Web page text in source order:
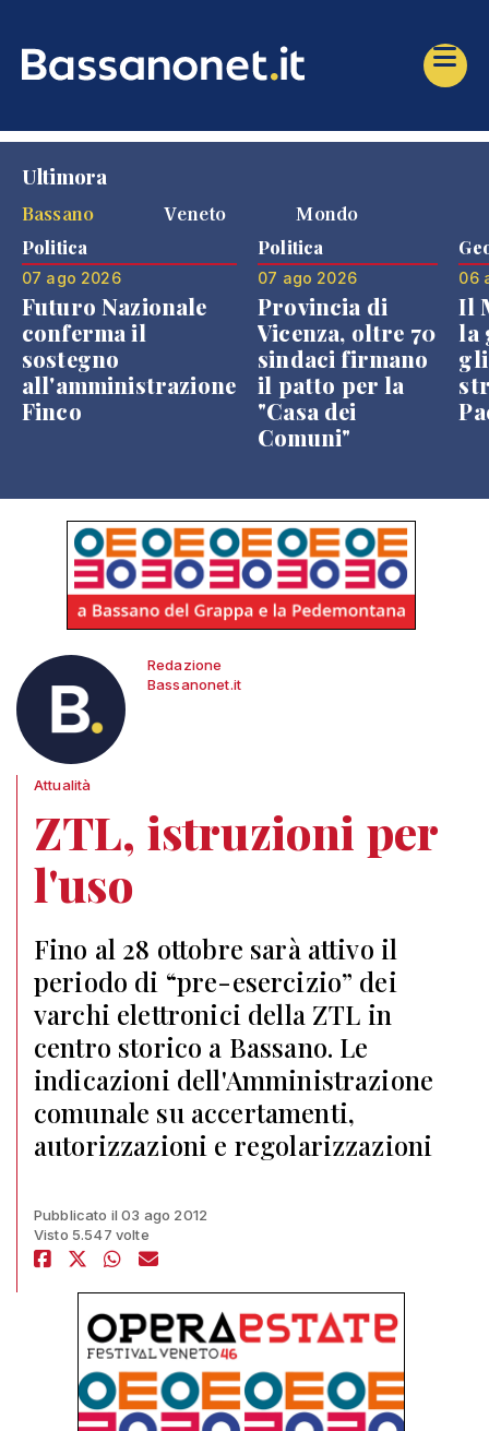
Ultimora
Bassano
Veneto Mondo
Politica
07 ago 2026
Futuro Nazionale
conferma il
sostegno
all'amministrazione
Finco
Politica
07 ago 2026
Provincia di
Vicenza, oltre 70
sindaci firmano
il patto per la
"Casa dei
Comuni"
06
Il
la
Redazione
Bassanonet.it
Attualità
ZTL, istruzioni per
l'uso
Fino al 28 ottobre sarà attivo il
periodo di “pre-esercizio” dei
varchi elettronici della ZTL in
centro storico a Bassano. Le
indicazioni dell'Amministrazione
comunale su accertamenti,
autorizzazioni e regolarizzazioni
Pubblicato il 03 ago 2012
Visto 5.547 volte